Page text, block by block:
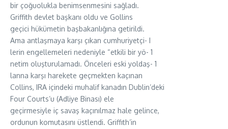
bir çoğuolukla benimsenmesini sağladı.
Griffith devlet başkanı oldu ve Gollins
geçici hükümetin başbakanlığına getirildi.
Ama antlaşmaya karşı çıkan cumhuriyetçi- I
lerin engellemeleri nedeniyle “etkili bir yö- 1
netim oluşturulamadı. Önceleri eski yoldaş- 1
lanna karşı harekete geçmekten kaçınan
Collins, IRA içindeki muhalif kanadın Dublin’deki
Four Courts’u (Adliye Binası) ele
geçirmesiyle iç savaş kaçınılmaz hale gelince,
ordunun komutasını üstlendi. Griffıth’in